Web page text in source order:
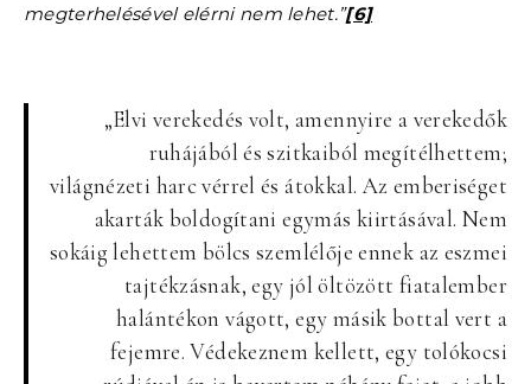
megterhelésével elérni nem lehet.”[6]
„Elvi verekedés volt, amennyire a verekedők
ruhájából és szitkaiból megítélhettem;
világnézeti harc vérrel és átokkal. Az emberiséget
akarták boldogítani egymás kiirtásával. Nem
sokáig lehettem bölcs szemlélője ennek az eszmei
tajtékzásnak, egy jól öltözött fiatalember
halántékon vágott, egy másik bottal vert a
fejemre. Védekeznem kellett, egy tolókocsi